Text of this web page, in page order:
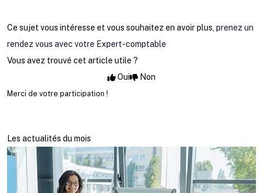
Ce sujet vous intéresse et vous souhaitez en avoir plus, prenez un
rendez vous avec votre Expert-comptable
Vous avez trouvé cet article utile ?
Oui
Non
Merci de votre participation !
Les actualités du mois